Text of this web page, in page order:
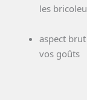
les
aspect
vos goûts